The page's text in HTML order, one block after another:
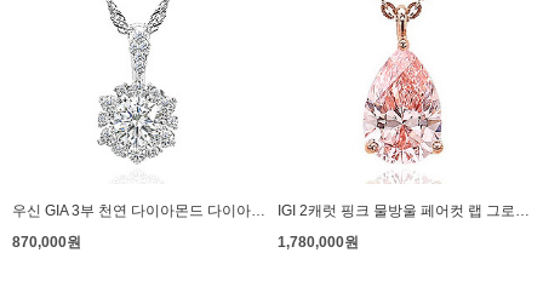
우신 GIA 3부 천연 다이아몬드 다이아 목걸이 프로포즈 에스포사
870,000원
IGI 2캐럿 핑크 물방울 페어컷 랩 그로운 다이아몬드 다이아 목걸이 고리형
1,780,000원